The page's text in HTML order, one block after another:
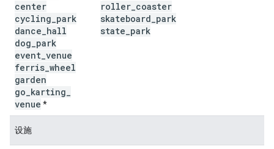
center
cycling park
dance hall
dog park
event venue
ferris wheel
garden
go karting
venue *
roller coaster
skateboard park
state park
设施